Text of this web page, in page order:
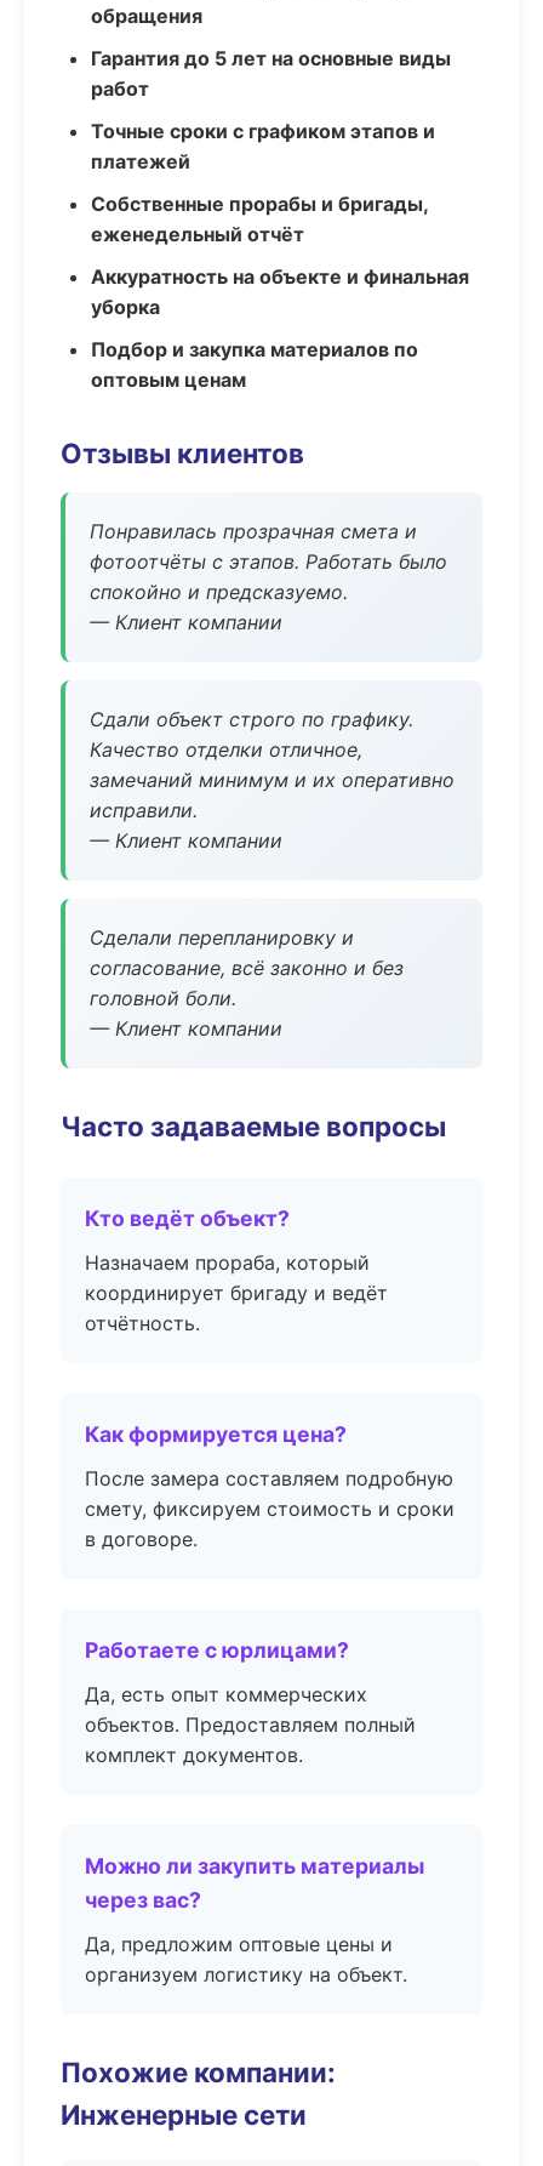
обращения
Гарантия до 5 лет на основные виды
работ
Точные сроки с графиком этапов и
платежей
Собственные прорабы и бригады,
еженедельный отчёт
Аккуратность на объекте и финальная
уборка
Подбор и закупка материалов по
оптовым ценам
Отзывы клиентов
Понравилась прозрачная смета и
фотоотчёты с этапов. Работать было
спокойно и предсказуемо.
— Клиент компании
Сдали объект строго по графику.
Качество отделки отличное,
замечаний минимум и их оперативно
исправили.
— Клиент компании
Сделали перепланировку и
согласование, всё законно и без
головной боли.
— Клиент компании
Часто задаваемые вопросы
Кто ведёт объект?
Назначаем прораба, который
координирует бригаду и ведёт
отчётность.
Как формируется цена?
После замера составляем подробную
смету, фиксируем стоимость и сроки
в договоре.
Работаете с юрлицами?
Да, есть опыт коммерческих
объектов. Предоставляем полный
комплект документов.
Можно ли закупить материалы
через вас?
Да, предложим оптовые цены и
организуем логистику на объект.
Похожие компании:
Инженерные сети